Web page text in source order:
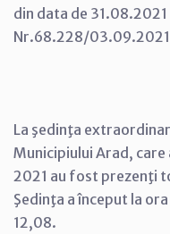
din data de 31.08.2021
Nr.68.228/03.09.2021
La şedinţa
Municipiului Arad, care
2021 au fost prezenţi
Şedinţa a început la
12,08.